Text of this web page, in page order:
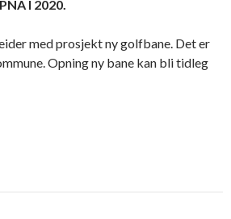
I 2020.
med prosjekt ny golfbane. Det er
Opning ny bane kan bli tidleg